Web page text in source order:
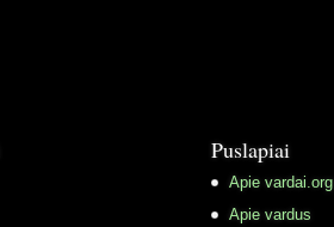
Puslapiai
Apie vardai.org
Apie vardus